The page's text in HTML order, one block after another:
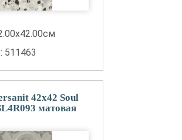
511463
42x42 Soul
матовая